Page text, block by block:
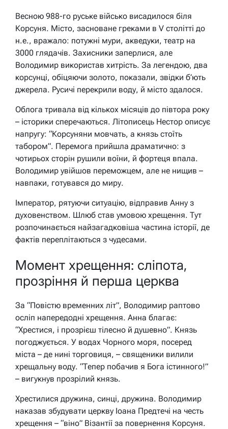
Весною 988-го руське військо висадилося біля
Корсуня. Місто, засноване греками в V столітті до
н.е., вражало: потужні мури, акведуки, театр на
3000 глядачів. Захисники заперлися, але
Володимир використав хитрість. За легендою, два
корсунці, обіцяючи золото, показали, звідки б’ють
джерела. Русичі перекрили воду, й місто здалося.
Облога тривала від кількох місяців до півтора року
– історики сперечаються. Літописець Нестор описує
напругу: “Корсуняни мовчать, а князь стоїть
табором”. Перемога прийшла драматично: з
чотирьох сторін рушили воїни, й фортеця впала.
Володимир увійшов переможцем, але не нищив –
навпаки, готувався до миру.
Імператор, рятуючи ситуацію, відправив Анну з
духовенством. Шлюб став умовою хрещення. Тут
розпочинається найзагадковіша частина історії, де
фактів переплітаються з чудесами.
Момент хрещення: сліпота,
прозріння й перша церква
За “Повістю временних літ”, Володимир раптово
осліп напередодні хрещення. Анна благає:
“Хрестися, і прозрієш тілесно й душевно”. Князь
погоджується. У водах Чорного моря, посеред
міста – де нині торговиця, – священики вилили
хрещальну воду. “Тепер побачив я Бога істинного!”
– вигукнув прозрілий князь.
Хрестилися дружина, синці, дружина. Володимир
наказав збудувати церкву Іоана Предтечі на честь
хрещення – “віно” Візантії за повернення Корсуня.